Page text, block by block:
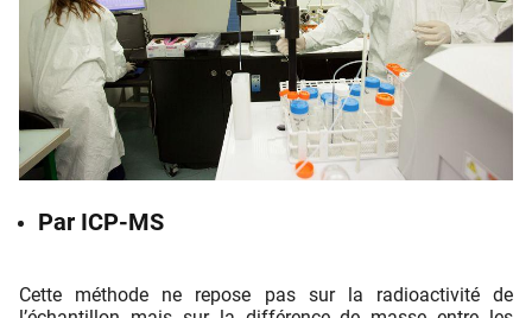
Par ICP-MS
Cette méthode ne repose pas sur la radioactivité de